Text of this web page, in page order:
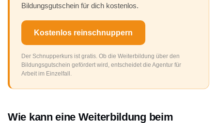
Bildungsgutschein für dich kostenlos.
Kostenlos reinschnuppern
Der Schnupperkurs ist gratis. Ob die Weiterbildung über den
Bildungsgutschein gefördert wird, entscheidet die Agentur für
Arbeit im Einzelfall.
Wie kann eine Weiterbildung beim